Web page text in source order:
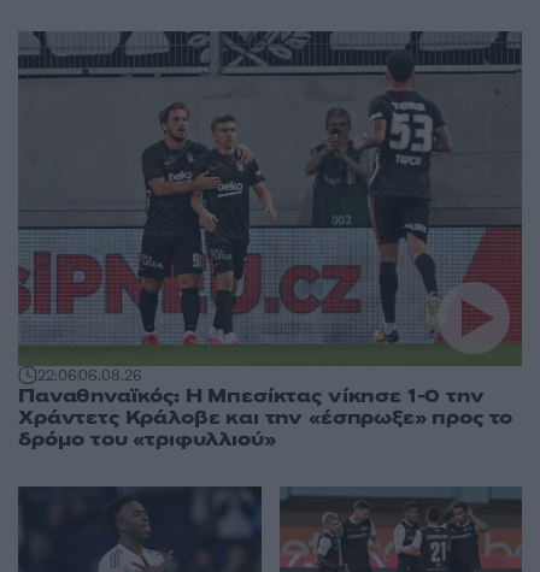
22:0606.08.26
Παναθηναϊκός: Η Μπεσίκτας νίκησε 1-0 την
Χράντετς Κράλοβε και την «έσπρωξε» προς το
δρόμο του «τριφυλλιού»